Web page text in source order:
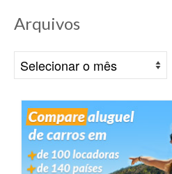
Arquivos
Arquivos